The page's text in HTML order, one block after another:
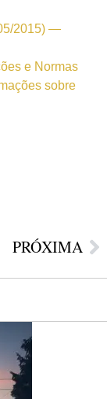
2015) —
e Normas
sobre
PRÓXIMA